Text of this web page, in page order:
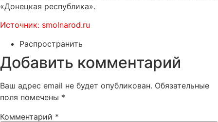
«Донецкая республика».
Источник: smolnarod.ru
Распространить
Добавить комментарий
Ваш адрес email не будет опубликован. Обязательные
поля помечены *
Комментарий *